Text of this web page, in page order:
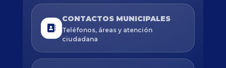
CONTACTOS MUNICIPALES
Teléfonos, áreas y atención
ciudadana